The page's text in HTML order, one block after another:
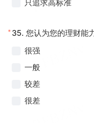
只追求高标准
* 35. 您认为您的理财能
很强
一般
较差
很差